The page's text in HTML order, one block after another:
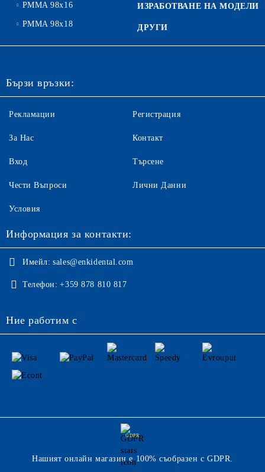
PMMA 98x16
PMMA 98x18
ИЗРАБОТВАНЕ НА МОДЕЛИ
ДРУГИ
Бързи връзки:
Рекламации
За Нас
Вход
Чести Въпроси
Регистрация
Контакт
Търсене
Лични Данни
Условия
Информация за контакти:
Имейл: sales@enkidental.com
Телефон: +359 878 810 817
Ние работим с
GDPR
Нашият онлайн магазин е 100% съобразен с GDPR.